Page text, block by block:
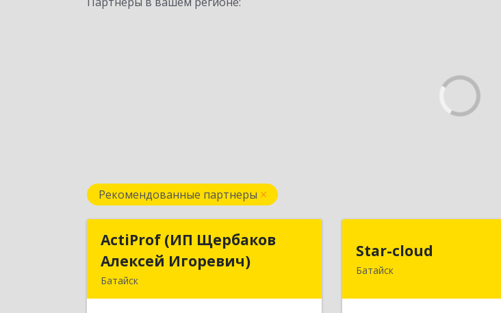
Рекомендованные партнеры
ActiProf (ИП Щербаков
Алексей Игоревич)
Батайск
ActiProf (ИП Щербаков
Алексей Игоревич)
Star-cloud
Батайск346880, Ростовская